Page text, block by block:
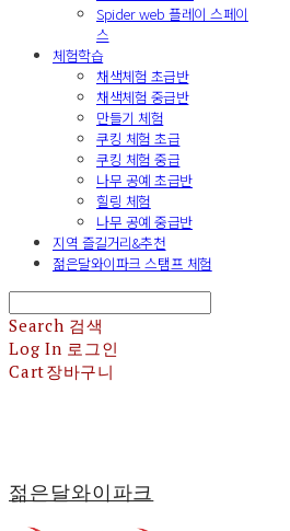
Spider web 플레이 스페이
스
체험학습
채색체험 초급반
채색체험 중급반
만들기 체험
쿠킹 체험 초급
쿠킹 체험 중급
나무 공예 초급반
힐링 체험
나무 공예 중급반
지역 즐길거리&추천
젊은달와이파크 스탬프 체험
Search 검색
Log In 로그인
Cart장바구니
젊은달와이파크